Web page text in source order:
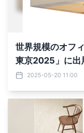
世界規模のオフ
東京2025」に出
2025-05-20 11:00